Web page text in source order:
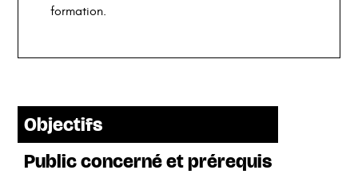
formation.
Objectifs
Public concerné et prérequis